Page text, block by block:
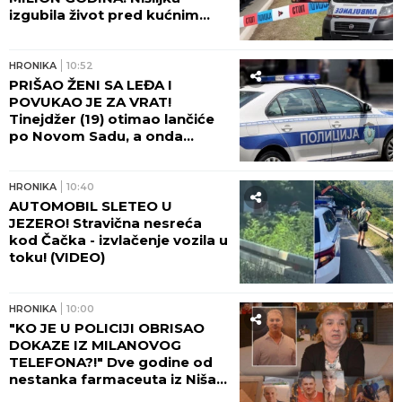
FOLK PEVAČICA POSETILA RODNO MESTO NA
KOSOVUPokazala kuću u kojoj je odrasla, a malo
ko zna da je pre estrade radila kao NASTAVNICA:
"Svaki put plačem" (VIDEO)
Ćerka pokojnog pevača
zaprepastila javnost: "Jesam
sponzoruša i skupa sam"
by Aklamator
HRONIKA
POLA TONE DROGE U TAJNOJ
LABORATORIJI! Pogledajte šta
je sve zaplenjeno u velikoj
akciji policije u Smederevu!
(FOTO)